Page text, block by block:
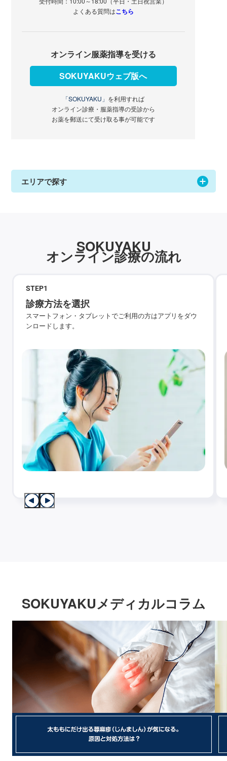
よくある質問はこちら
オンライン服薬指導を受ける
SOKUYAKUウェブ版へ
「SOKUYAKU」 を利用すれば
オンライン診療・服薬指導の受診から
お薬を郵送にて受け取る事が可能です
エリアで探す
SOKUYAKU
オンライン診療の流れ
STEP1
診療方法を選択
スマートフォン・タブレットでご利用の方はアプリをダウ
ンロードします。
SOKUYAKUメディカルコラム